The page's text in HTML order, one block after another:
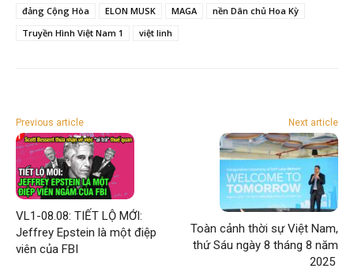
đảng Cộng Hòa
ELON MUSK MAGA
nền Dân chủ Hoa Kỳ
Truyền Hình Việt Nam 1
việt linh
Previous article
VL1-08.08: TIẾT LỘ MỚI:
Jeffrey Epstein là một điệp
viên của FBI
Next article
Toàn cảnh thời sự Việt Nam,
thứ Sáu ngày 8 tháng 8 năm
2025